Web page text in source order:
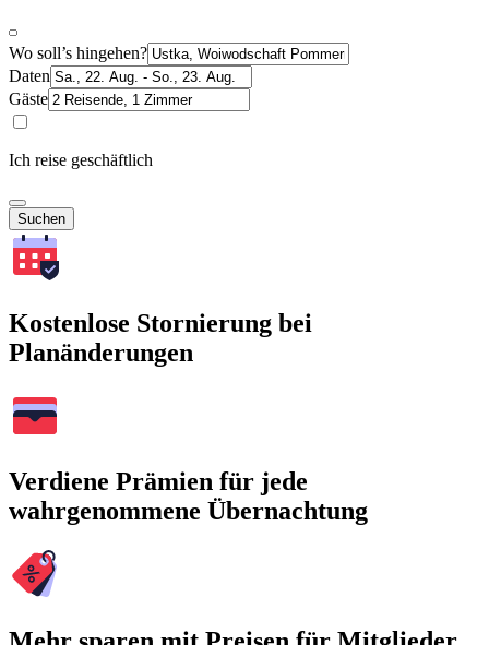
Wo soll’s hingehen?
Daten
Gäste
Ich reise geschäftlich
Suchen
Kostenlose Stornierung bei
Planänderungen
Verdiene Prämien für jede
wahrgenommene Übernachtung